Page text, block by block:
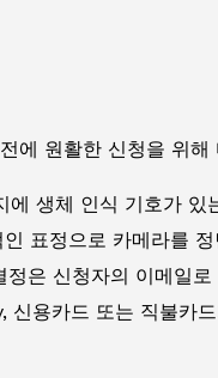
에 원활한 신청을 위
생체 인식 기호가
표정으로 카메라를
은 신청자의 이메일로
용카드 또는 직불카